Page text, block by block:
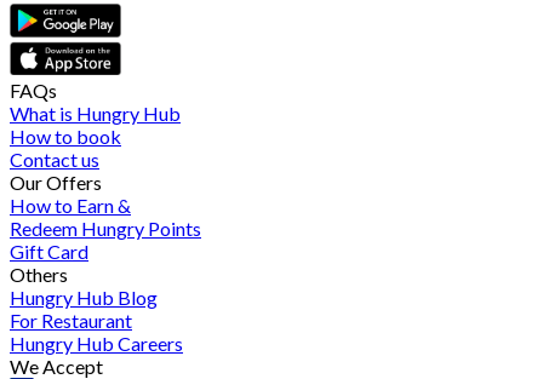
FAQs
What is Hungry Hub
How to book
Contact us
Our Offers
How to Earn &
Redeem Hungry Points
Gift Card
Others
Hungry Hub Blog
For Restaurant
Hungry Hub Careers
We Accept